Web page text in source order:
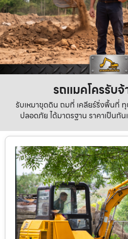
รถแมคโครรับ
รับเหมาขุดดิน ถมที่ เคลียร์ริ่งพื้นที่
ปลอดภัย ได้มาตรฐาน ราคาเป็นกัน